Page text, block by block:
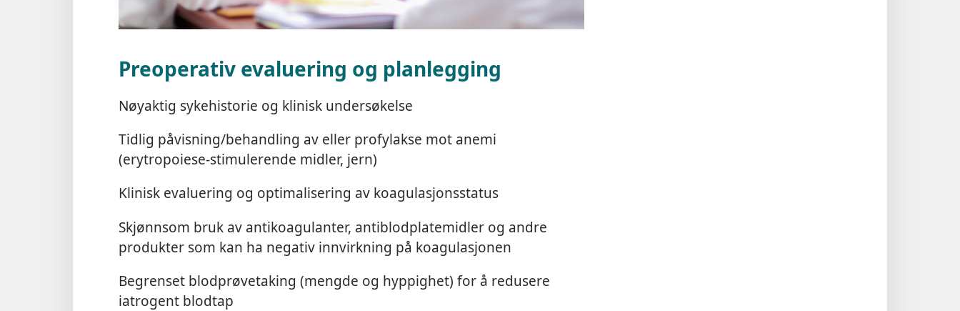
Preoperativ evaluering og planlegging
Nøyaktig sykehistorie og klinisk undersøkelse
Tidlig påvisning/behandling av eller profylakse mot anemi
(erytropoiese-stimulerende midler, jern)
Klinisk evaluering og optimalisering av koagulasjonsstatus
Skjønnsom bruk av antikoagulanter, antiblodplatemidler og andre
produkter som kan ha negativ innvirkning på koagulasjonen
Begrenset blodprøvetaking (mengde og hyppighet) for å redusere
iatrogent blodtap